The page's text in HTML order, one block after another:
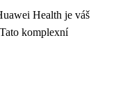
Health je váš
komplexní